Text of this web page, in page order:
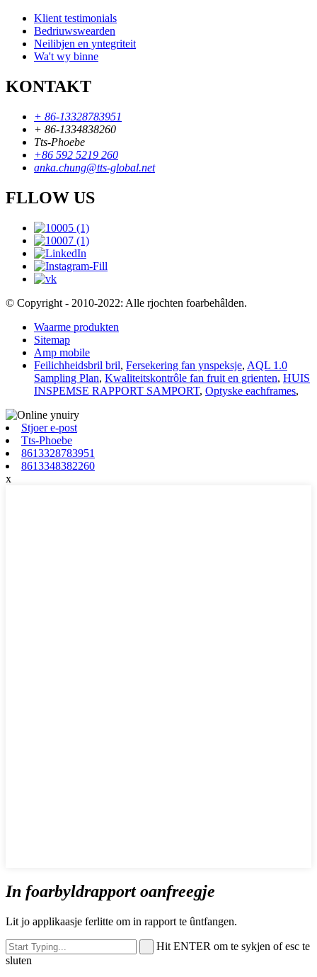
Klient testimonials
Bedriuwswearden
Neilibjen en yntegriteit
Wa't wy binne
KONTAKT
+ 86-13328783951
+ 86-1334838260
Tts-Phoebe
+86 592 5219 260
anka.chung@tts-global.net
FLLOW US
© Copyright - 2010-2022: Alle rjochten foarbehâlden.
Waarme produkten
Sitemap
Amp mobile
Feilichheidsbril bril, Fersekering fan ynspeksje, AQL 1.0
Sampling Plan, Kwaliteitskontrôle fan fruit en grienten, HUIS
INSPEMSE RAPPORT SAMPORT, Optyske eachframes,
Stjoer e-post
Tts-Phoebe
8613328783951
8613348382260
x
In foarbyldrapport oanfreegje
Lit jo applikaasje ferlitte om in rapport te ûntfangen.
Hit ENTER om te sykjen of esc te
sluten